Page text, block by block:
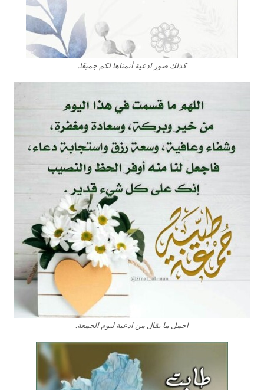
كذلك صور ادعية أتمناها لكم جميعًا.
اجمل ما يقال من ادعية ليوم الجمعة.